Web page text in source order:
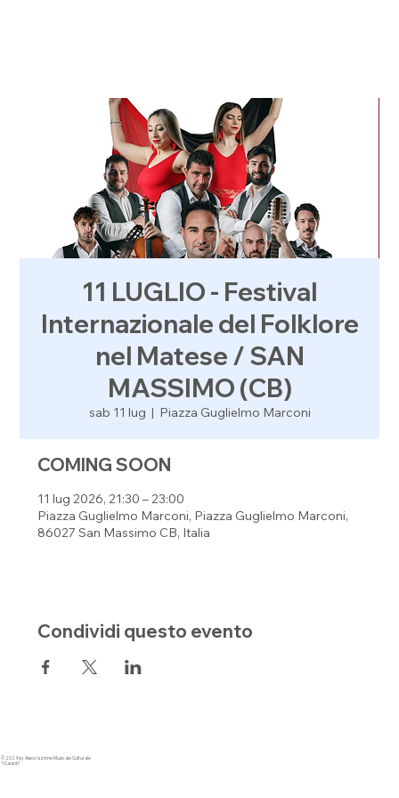
11 LUGLIO - Festival
Internazionale del Folklore
nel Matese / SAN
MASSIMO (CB)
sab 11 lug
  |
Piazza Guglielmo Marconi
COMING SOON
11 lug 2026, 21:30 – 23:00
Piazza Guglielmo Marconi, Piazza Guglielmo Marconi,
86027 San Massimo CB, Italia
Condividi questo evento
© 2024 by Associazione Musicale Culturale
"I Calanti"